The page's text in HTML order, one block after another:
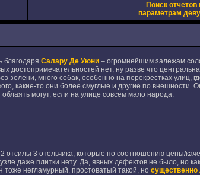
Поиск отчетов
параметрам
благодаря Салару Де Уюни– огромнейшим залежам
достопримечательностей нет, ну разве что
зелени, много собак, особенно на перекрёстках улиц,
какие-то они более смуглые и другие по внешности.
могут, если на улице совсем мало народа.
3 отельчика, которые по соотношению цены/
даже плитки нету. Да, явных дефектов не было, но
негламурный, простоватый такой, но